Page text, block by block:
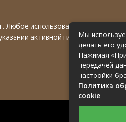
Любое использование материалов
активной гиперссылки на
Мы
делать его
Нажимая
передачей
настройки
Политика
cookie